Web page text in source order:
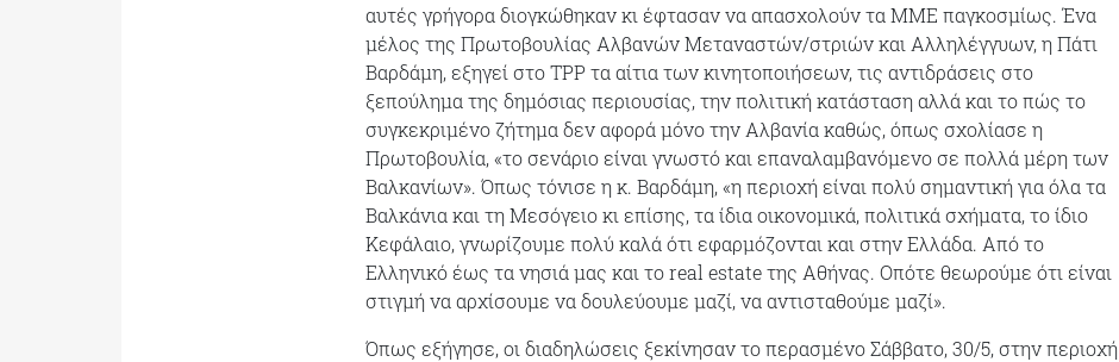
αυτές γρήγορα διογκώθηκαν κι έφτασαν να απασχολούν τα ΜΜΕ παγκοσμίως. Ένα
μέλος της Πρωτοβουλίας Αλβανών Μεταναστών/στριών και Αλληλέγγυων, η Πάτι
Βαρδάμη, εξηγεί στο TPP τα αίτια των κινητοποιήσεων, τις αντιδράσεις στο
ξεπούλημα της δημόσιας περιουσίας, την πολιτική κατάσταση αλλά και το πώς το
συγκεκριμένο ζήτημα δεν αφορά μόνο την Αλβανία καθώς, όπως σχολίασε η
Πρωτοβουλία, «το σενάριο είναι γνωστό και επαναλαμβανόμενο σε πολλά μέρη των
Βαλκανίων». Όπως τόνισε η κ. Βαρδάμη, «η περιοχή είναι πολύ σημαντική για όλα τα
Βαλκάνια και τη Μεσόγειο κι επίσης, τα ίδια οικονομικά, πολιτικά σχήματα, το ίδιο
Κεφάλαιο, γνωρίζουμε πολύ καλά ότι εφαρμόζονται και στην Ελλάδα. Από το
Ελληνικό έως τα νησιά μας και το real estate της Αθήνας. Οπότε θεωρούμε ότι είναι
στιγμή να αρχίσουμε να δουλεύουμε μαζί, να αντισταθούμε μαζί».
Όπως εξήγησε, οι διαδηλώσεις ξεκίνησαν το περασμένο Σάββατο, 30/5, στην περιοχή